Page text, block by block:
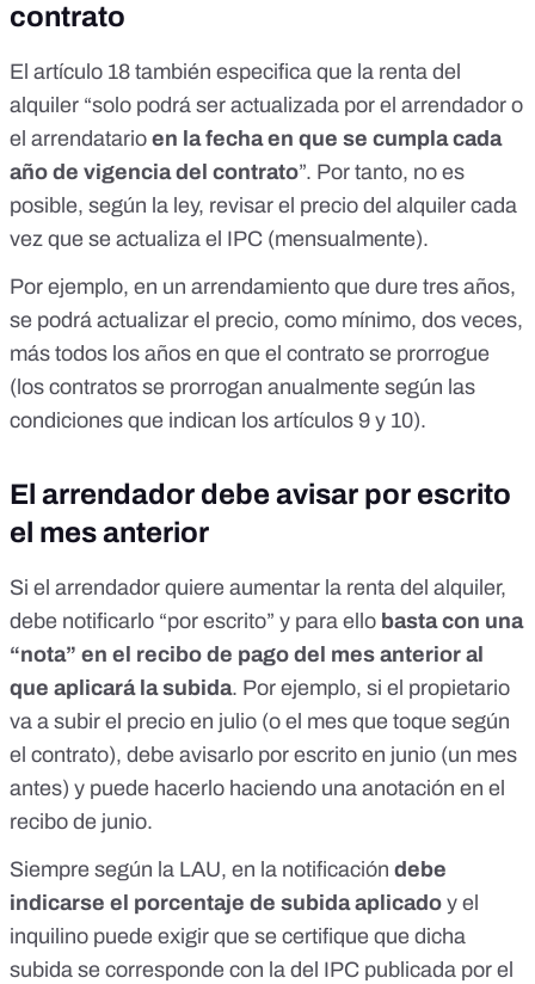
contrato
El artículo 18 también especifica que la renta del
alquiler “solo podrá ser actualizada por el arrendador o
el arrendatario en la fecha en que se cumpla cada
año de vigencia del contrato”. Por tanto, no es
posible, según la ley, revisar el precio del alquiler cada
vez que se actualiza el IPC (mensualmente).
Por ejemplo, en un arrendamiento que dure tres años,
se podrá actualizar el precio, como mínimo, dos veces,
más todos los años en que el contrato se prorrogue
(los contratos se prorrogan anualmente según las
condiciones que indican los artículos 9 y 10).
El arrendador debe avisar por escrito
el mes anterior
Si el arrendador quiere aumentar la renta del alquiler,
debe notificarlo “por escrito” y para ello basta con una
“nota” en el recibo de pago del mes anterior al
que aplicará la subida. Por ejemplo, si el propietario
va a subir el precio en julio (o el mes que toque según
el contrato), debe avisarlo por escrito en junio (un mes
antes) y puede hacerlo haciendo una anotación en el
recibo de junio.
Siempre según la LAU, en la notificación debe
indicarse el porcentaje de subida aplicado y el
inquilino puede exigir que se certifique que dicha
subida se corresponde con la del IPC publicada por el